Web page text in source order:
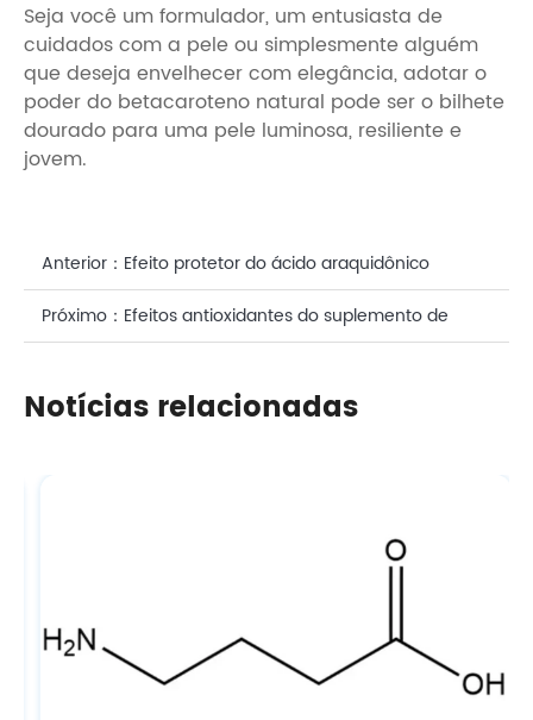
Seja você um formulador, um entusiasta de
cuidados com a pele ou simplesmente alguém
que deseja envelhecer com elegância, adotar o
poder do betacaroteno natural pode ser o bilhete
dourado para uma pele luminosa, resiliente e
jovem.
Anterior： Efeito protetor do ácido araquidônico
antioxidante para a pele
Próximo： Efeitos antioxidantes do suplemento de
pele
Notícias relacionadas